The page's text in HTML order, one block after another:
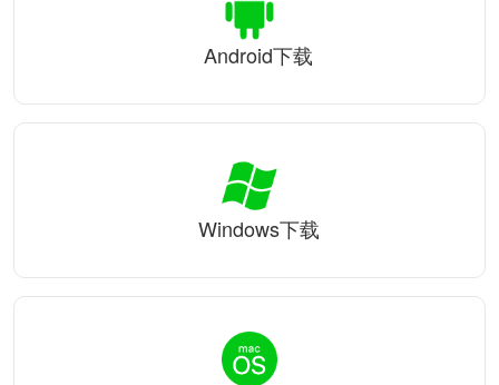
Android下载
Windows下载